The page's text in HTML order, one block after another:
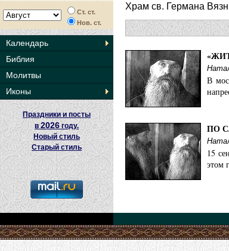
Ст. ст.
Нов. ст.
Календарь
Библия
Молитвы
Иконы
Праздники и посты
в2026 году.
Новый стиль
Старый стиль
Храм св. Германа
В
ПО
15
этом